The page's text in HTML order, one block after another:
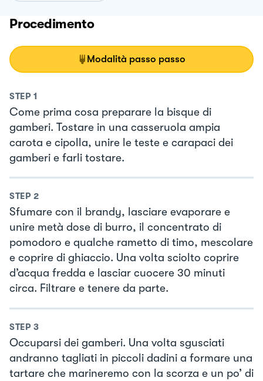
Procedimento
Modalità passo passo
STEP 1
Come prima cosa preparare la bisque di
gamberi. Tostare in una casseruola ampia
carota e cipolla, unire le teste e carapaci dei
gamberi e farli tostare.
STEP 2
Sfumare con il brandy, lasciare evaporare e
unire metà dose di burro, il concentrato di
pomodoro e qualche rametto di timo, mescolare
e coprire di ghiaccio. Una volta sciolto coprire
d’acqua fredda e lasciar cuocere 30 minuti
circa. Filtrare e tenere da parte.
STEP 3
Occuparsi dei gamberi. Una volta sgusciati
andranno tagliati in piccoli dadini a formare una
tartare che marineremo con la scorza e un po’ di